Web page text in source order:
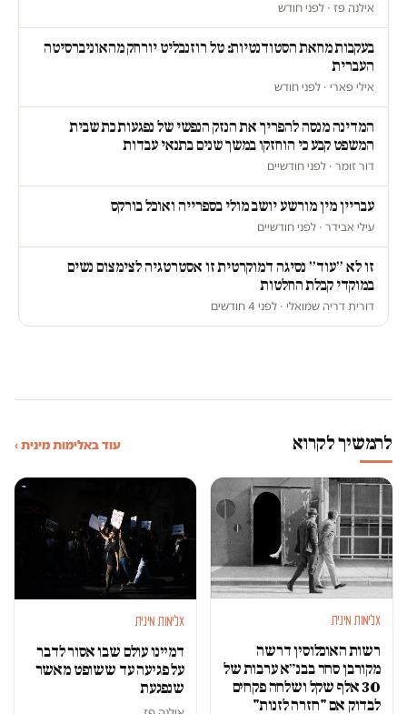
אילנה פז · לפני חודש
בעקבות מחאת הסטודנטיות: טל רוזנבליט יורחק מהאוניברסיטה
העברית
אילי פארי · לפני חודש
המדינה מנסה להפריך את הנזק הנפשי של נפגעות כת שבית
המשפט קבע כי הוחזקו במשך שנים בתנאי עבדות
דור זומר · לפני חודשיים
עבריין מין מורשע יושב מולי בספרייה ואוכל בורקס
עילי אבידר · לפני חודשיים
זו לא ״עוד״ נסיגה דמוקרטית זו אסטרטגיה לצימצום נשים
במוקדי קבלת החלטות
דורית דריה שמואלי · לפני 4 חודשים
להמשיך לקרוא עוד באלימות מינית ›
אלימות מינית
רשות האוכלוסין דרשה
מקורבן סחר בבנ״א ערבות של
30 אלף שקל ושלחה פקחים
לבדוק אם "חזרה לזנות"
אלימות מינית
דמיינו עולם שבו אסור לדבר
על פגיעה עד ששופט מאשר
שנפגעת